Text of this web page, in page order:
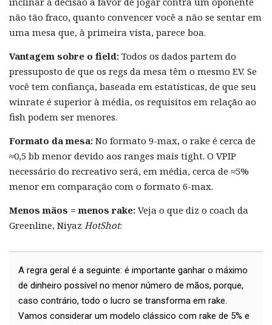
não tão fraco, quanto convencer você a não se sentar em
uma mesa que, à primeira vista, parece boa.
Vantagem sobre o field: Todos os dados partem do
pressuposto de que os regs da mesa têm o mesmo EV. Se
você tem confiança, baseada em estatísticas, de que seu
winrate é superior à média, os requisitos em relação ao
fish podem ser menores.
Formato da mesa: No formato 9-max, o rake é cerca de
≈0,5 bb menor devido aos ranges mais tight. O VPIP
necessário do recreativo será, em média, cerca de ≈5%
menor em comparação com o formato 6-max.
Menos mãos = menos rake: Veja o que diz o coach da
Greenline, Niyaz HotShot:
A regra geral é a seguinte: é importante ganhar o máximo
de dinheiro possível no menor número de mãos, porque,
caso contrário, todo o lucro se transforma em rake.
Vamos considerar um modelo clássico com rake de 5% e